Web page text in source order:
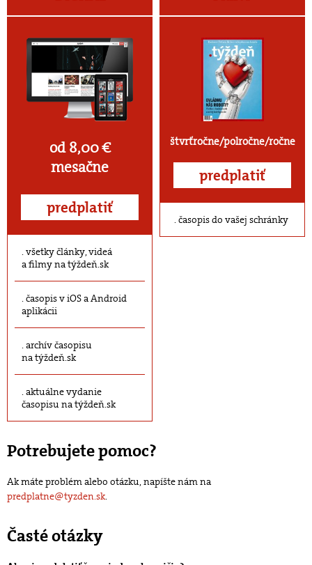
od 8,00 €
mesačne
predplatiť
všetky články, videá
a filmy na týždeň.sk
časopis v iOS a Android
aplikácii
archív časopisu
na týždeň.sk
aktuálne vydanie
časopisu na týždeň.sk
štvrťročne/polročne/ročne
predplatiť
časopis do vašej schránky
Potrebujete pomoc?
Ak máte problém alebo otázku, napíšte nám na
predplatne@tyzden.sk.
Časté otázky